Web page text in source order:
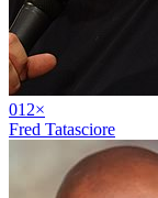
01 2×
Fred Tatasciore